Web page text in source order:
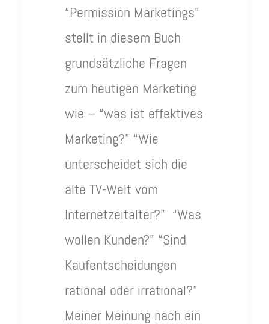
“Permission Marketings”
stellt in diesem Buch
grundsätzliche Fragen
zum heutigen Marketing
wie – “was ist effektives
Marketing?” “Wie
unterscheidet sich die
alte TV-Welt vom
Internetzeitalter?” “Was
wollen Kunden?” “Sind
Kaufentscheidungen
rational oder irrational?”
Meiner Meinung nach ein